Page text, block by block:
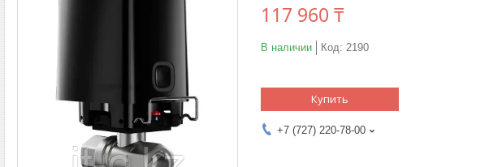
117 960 ₸
В наличии Код: 2190
Купить
+7 (727) 220-78-00